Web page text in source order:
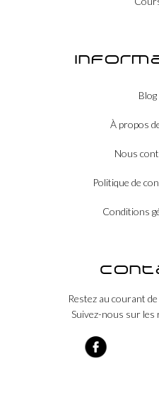
Blog
À propos
Nous
Politique de
Conditions
Restez au courant
Suivez-nous sur les